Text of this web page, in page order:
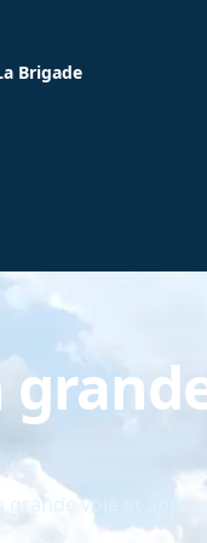
Brigade
grande voie et